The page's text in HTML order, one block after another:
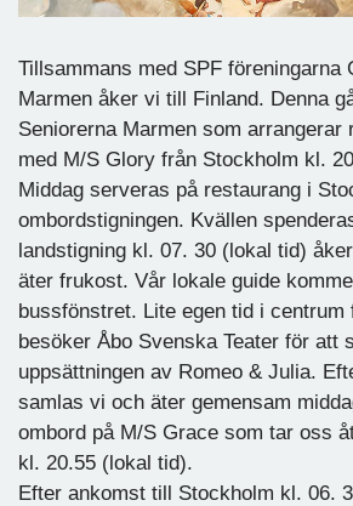
Tillsammans med SPF föreningarna
Marmen åker vi till Finland. Denna
Seniorerna Marmen som arrangerar
med M/S Glory från Stockholm kl.
Middag serveras på restaurang i
ombordstigningen. Kvällen
landstigning kl. 07. 30 (lokal tid)
äter frukost. Vår lokale guide
bussfönstret. Lite egen tid i centrum
besöker Åbo Svenska Teater för att
uppsättningen av Romeo & Julia.
samlas vi och äter gemensam
ombord på M/S Grace som tar oss
kl. 20.55 (lokal tid).
Efter ankomst till Stockholm kl. 06.